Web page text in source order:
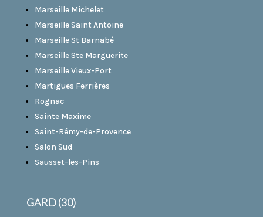
Marseille Michelet
Marseille Saint Antoine
Marseille St Barnabé
Marseille Ste Marguerite
Marseille Vieux-Port
Martigues Ferrières
Rognac
Sainte Maxime
Saint-Rémy-de-Provence
Salon Sud
Sausset-les-Pins
GARD (30)